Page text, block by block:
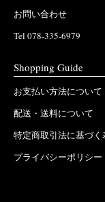
お問い合わせ
Tel 078-335-6979
Shopping Guide
お支払い方法について
配送・送料について
特定商取引法に基づく
プライバシーポリシー